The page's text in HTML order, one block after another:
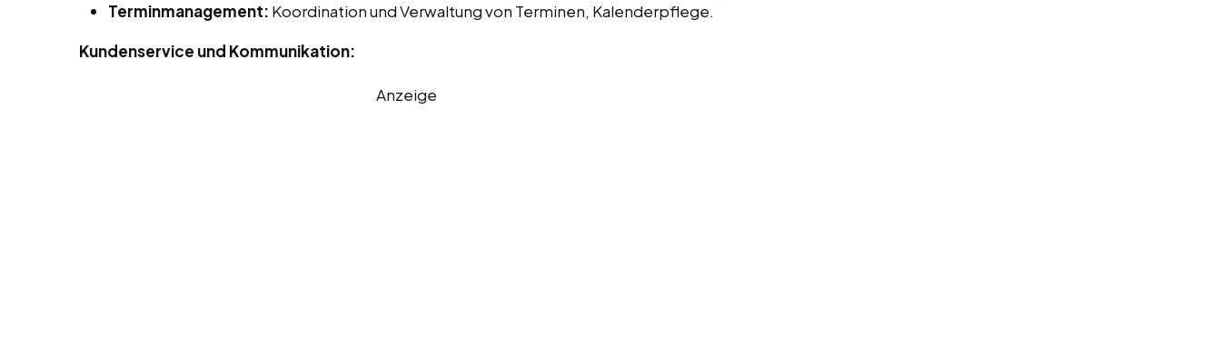
Terminmanagement: Koordination und Verwaltung von Terminen, Kalenderpflege.
Kundenservice und Kommunikation:
Anzeige